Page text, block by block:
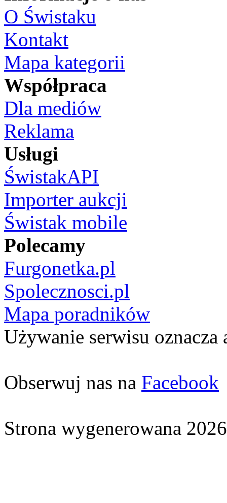
O Świstaku
Kontakt
Mapa kategorii
Współpraca
Dla mediów
Reklama
Usługi
ŚwistakAPI
Importer aukcji
Świstak mobile
Polecamy
Furgonetka.pl
Spolecznosci.pl
Mapa poradników
Używanie serwisu oznacza
Obserwuj nas na Facebook
Strona wygenerowana